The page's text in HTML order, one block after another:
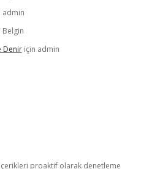
admin
Belgin
Deniriçin admin
içerikleri proaktif olarak denetleme